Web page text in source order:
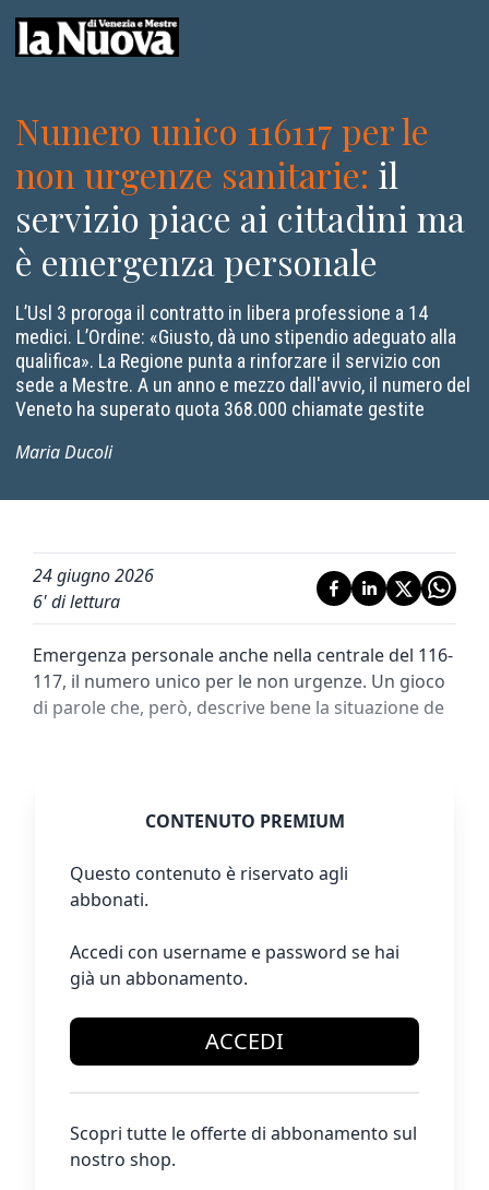
Numero unico 116117 per le
non urgenze sanitarie: il
servizio piace ai cittadini ma
è emergenza personale
L’Usl 3 proroga il contratto in libera professione a 14
medici. L’Ordine: «Giusto, dà uno stipendio adeguato alla
qualifica». La Regione punta a rinforzare il servizio con
sede a Mestre. A un anno e mezzo dall'avvio, il numero del
Veneto ha superato quota 368.000 chiamate gestite
Maria Ducoli
24 giugno 2026
6' di lettura
Emergenza personale anche nella centrale del 116-
117, il numero unico per le non urgenze. Un gioco
di parole che, però, descrive bene la situazione de
CONTENUTO PREMIUM
Questo contenuto è riservato agli
abbonati.
Accedi con username e password se hai
già un abbonamento.
ACCEDI
Scopri tutte le offerte di abbonamento sul
nostro shop.